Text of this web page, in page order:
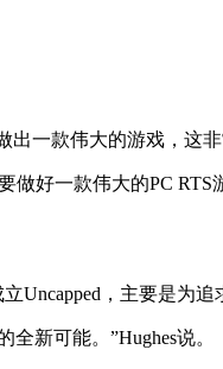
一款伟大的游戏，这非
做好一款伟大的PC
Uncapped，主要是为追
新可能。”Hughes说。